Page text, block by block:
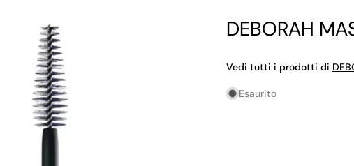
DEBORAH
Vedi tutti i prodotti di
Esaurito